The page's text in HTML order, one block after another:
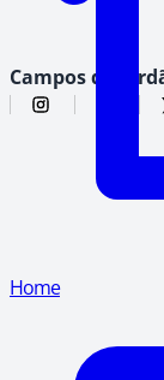
Campos do
Home